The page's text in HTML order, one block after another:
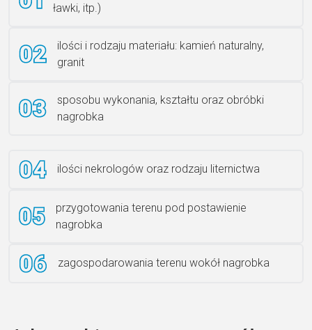
Ławka granitowa LG 12
ławki, itp.)
ilości i rodzaju materiału: kamień naturalny,
granit
sposobu wykonania, kształtu oraz obróbki
nagrobka
ilości nekrologów oraz rodzaju liternictwa
przygotowania terenu pod postawienie
nagrobka
zagospodarowania terenu wokół nagrobka